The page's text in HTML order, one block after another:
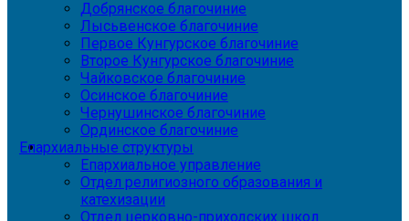
Добрянское благочиние
Лысьвенское благочиние
Первое Кунгурское благочиние
Второе Кунгурское благочиние
Чайковское благочиние
Осинское благочиние
Чернушинское благочиние
Ординское благочиние
Епархиальные структуры
Епархиальное управление
Отдел религиозного образования и
катехизации
Отдел церковно-приходских школ